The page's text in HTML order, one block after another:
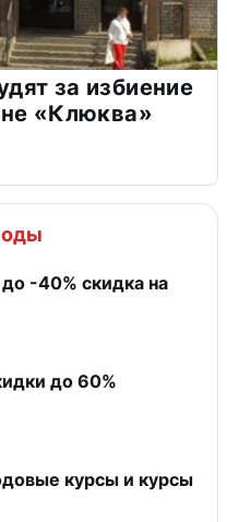
за избиение
«Клюква»
-40% скидка на
до 60%
курсы и курсы